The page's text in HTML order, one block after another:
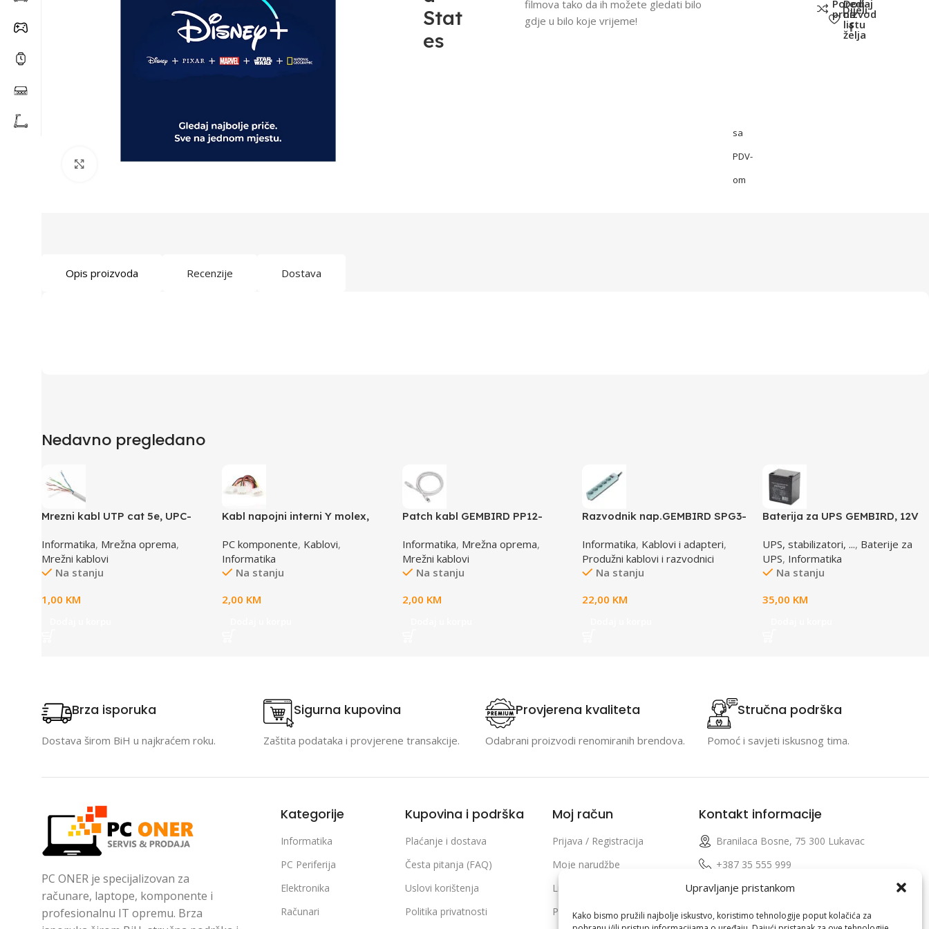
Upravljanje pristankom
Kako bismo pružili najbolje iskustvo, koristimo tehnologije poput kolačića za
Click to enlarge
Stat
es
filmova tako da ih možete gledati bilo
gdje u bilo koje vrijeme!
sa
PDV-
om
Poredi
proizvod
Dodaj
na
listu
želja
Dijeli:
Opis proizvoda Recenzije Dostava
Nedavno pregledano
Mrezni kabl UTP cat 5e, UPC-
Informatika, Mrežna oprema,
Mrežni kablovi
Na stanju
1,00 KM
Kabl napojni interni Y molex,
1x female to 2x male
PC komponente, Kablovi,
Informatika
Na stanju
2,00 KM
Patch kabl GEMBIRD PP12-
Informatika, Mrežna oprema,
Mrežni kablovi
Na stanju
2,00 KM
Razvodnik nap.GEMBIRD SPG3-
osigurač, prenaponska zaštita
Informatika, Kablovi i adapteri,
Produžni kablovi i razvodnici
Na stanju
22,00 KM
Baterija za UPS GEMBIRD, 12V
UPS, stabilizatori, ..., Baterije za
UPS, Informatika
Na stanju
35,00 KM
Brza isporuka
Dostava širom BiH u najkraćem roku.
Sigurna kupovina
Zaštita podataka i provjerene transakcije.
Provjerena kvaliteta
Odabrani proizvodi renomiranih brendova.
Stručna podrška
Pomoć i savjeti iskusnog tima.
PC ONER je specijalizovan za
računare, laptope, komponente i
profesionalnu IT opremu. Brza
Kategorije
Informatika
PC Periferija
Elektronika
Računari
Kupovina i podrška
Plaćanje i dostava
Česta pitanja (FAQ)
Uslovi korištenja
Politika privatnosti
Moj račun
Prijava / Registracija
Moje narudžbe
Lista želja
Poređenje proizvoda
Kontakt informacije
Branilaca Bosne, 75 300 Lukavac
+387 35 555 999
info@pconer.ba
ID: 4210115760008